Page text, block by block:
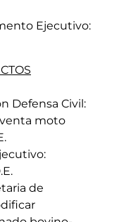
Ejecutivo:
Defensa Civil:
moto
de